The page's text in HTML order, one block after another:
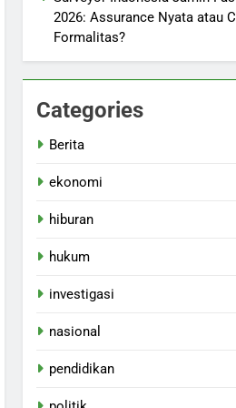
2026: Assurance Nyata atau
Formalitas?
Categories
Berita
ekonomi
hiburan
hukum
investigasi
nasional
pendidikan